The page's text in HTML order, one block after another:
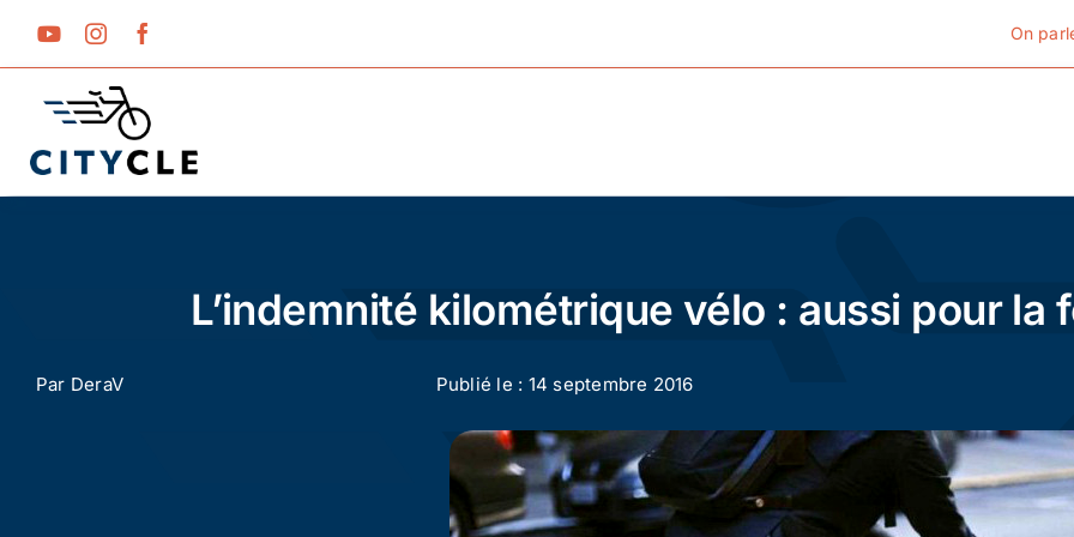
On
Cyclotourisme
Conseils
L’indemnité kilométrique vélo : aussi pour la
Par DeraV Publié le : 14 septembre 2016